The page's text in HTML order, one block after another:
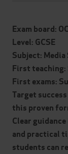
Exam board:
Level: GCSE
Subject:
First teaching:
First exams:
Target
this proven
Clear
and practical
students can